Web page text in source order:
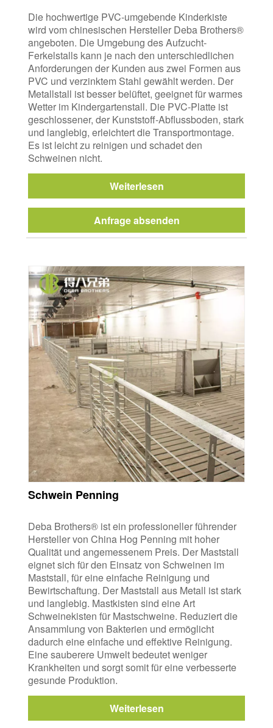
Die hochwertige PVC-umgebende Kinderkiste
wird vom chinesischen Hersteller Deba Brothers®
angeboten. Die Umgebung des Aufzucht-
Ferkelstalls kann je nach den unterschiedlichen
Anforderungen der Kunden aus zwei Formen aus
PVC und verzinktem Stahl gewählt werden. Der
Metallstall ist besser belüftet, geeignet für warmes
Wetter im Kindergartenstall. Die PVC-Platte ist
geschlossener, der Kunststoff-Abflussboden, stark
und langlebig, erleichtert die Transportmontage.
Es ist leicht zu reinigen und schadet den
Schweinen nicht.
Weiterlesen
Anfrage absenden
Schwein Penning
Deba Brothers® ist ein professioneller führender
Hersteller von China Hog Penning mit hoher
Qualität und angemessenem Preis. Der Maststall
eignet sich für den Einsatz von Schweinen im
Maststall, für eine einfache Reinigung und
Bewirtschaftung. Der Maststall aus Metall ist stark
und langlebig. Mastkisten sind eine Art
Schweinekisten für Mastschweine. Reduziert die
Ansammlung von Bakterien und ermöglicht
dadurch eine einfache und effektive Reinigung.
Eine sauberere Umwelt bedeutet weniger
Krankheiten und sorgt somit für eine verbesserte
gesunde Produktion.
Weiterlesen